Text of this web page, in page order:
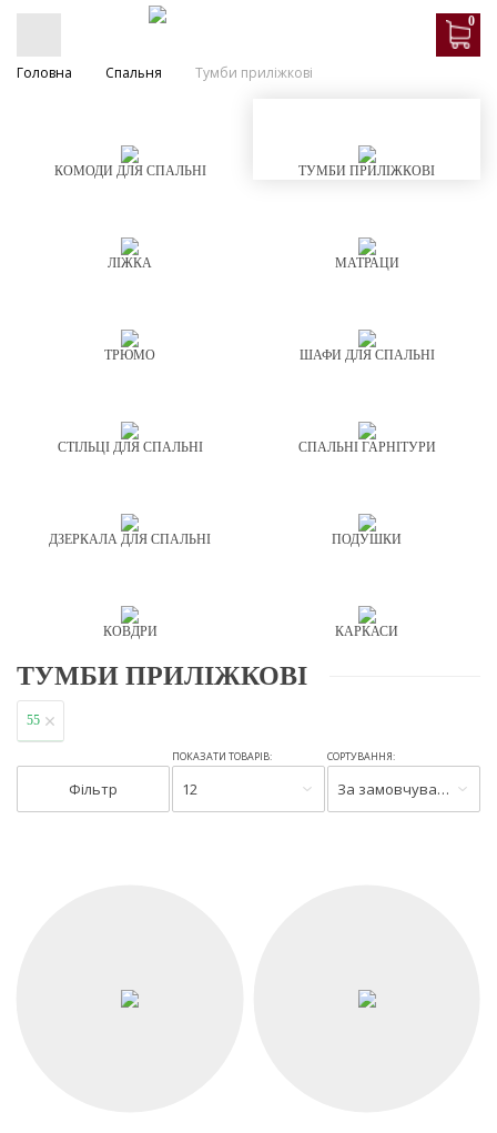
0
Головна Спальня Тумби приліжкові
КОМОДИ ДЛЯ СПАЛЬНІ ТУМБИ ПРИЛІЖКОВІ
ЛІЖКА МАТРАЦИ
ТРЮМО ШАФИ ДЛЯ СПАЛЬНІ
СТІЛЬЦІ ДЛЯ СПАЛЬНІ СПАЛЬНІ ГАРНІТУРИ
ДЗЕРКАЛА ДЛЯ СПАЛЬНІ ПОДУШКИ
КОВДРИ КАРКАСИ
ТУМБИ ПРИЛІЖКОВІ
55
Фільтр
ПОКАЗАТИ ТОВАРІВ:
12
СОРТУВАННЯ:
За замовчуванням